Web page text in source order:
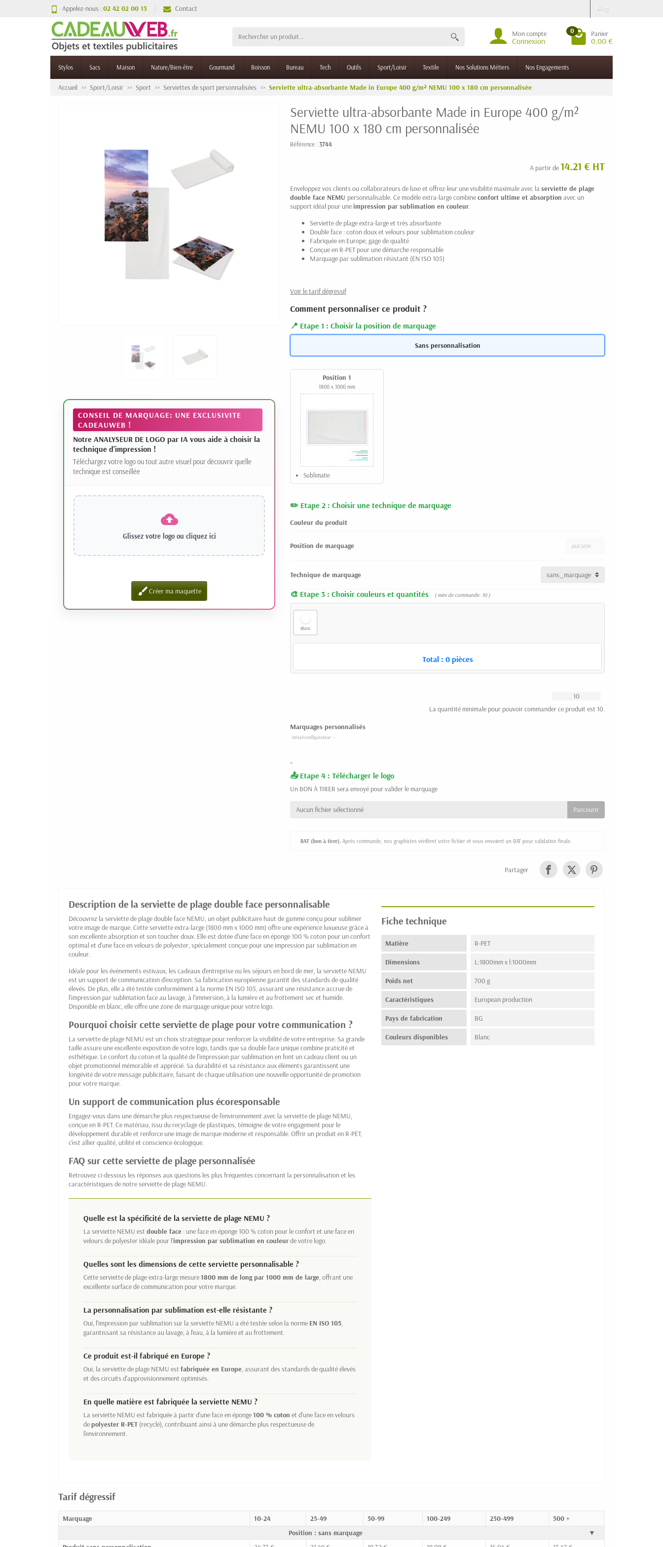
Appelez-nous :02 42 02 00 15 Contact Blog
Mon compte
Connexion
0 Panier
0,00 €
Stylos Sacs Maison Nature/Bien-être Gourmand Boisson Bureau Tech Outils Sport/Loisir Textile Nos Solutions Métiers Nos Engagements
Accueil Sport/Loisir Sport Serviettes de sport personnalisées Serviette ultra-absorbante Made in Europe 400 g/m² NEMU 100 x 180 cm personnalisée
CONSEIL DE MARQUAGE: UNE EXCLUSIVITE
CADEAUWEB !
Notre ANALYSEUR DE LOGO par IA vous aide à choisir la
technique d'impression !
Téléchargez votre logo ou tout autre visuel pour découvrir quelle
technique est conseillée
Glissez votre logo ou cliquez ici
brushCréer ma maquette
Serviette ultra-absorbante Made in Europe 400 g/m²
NEMU 100 x 180 cm personnalisée
Référence : 3744
A partir de 14.21 € HT
Enveloppez vos clients ou collaborateurs de luxe et offrez-leur une visibilité maximale avec laserviette de plage
double face NEMU personnalisable. Ce modèle extra-large combineconfort ultime et absorption avec un
support idéal pour uneimpression par sublimation en couleur.
Serviette de plage extra-large et très absorbante
Double face : coton doux et velours pour sublimation couleur
Fabriquée en Europe, gage de qualité
Conçue en R-PET pour une démarche responsable
Marquage par sublimation résistant (EN ISO 105)
Voir le tarif dégressif
Comment personnaliser ce produit ?
Etape 1 : Choisir la position de marquage
Sans personnalisation
Position 1
1800 x 1000 mm
Sublimatie
Etape 2 : Choisir une technique de marquage
Couleur du produit
Position de marquage
Technique de marquage
Etape 3 : Choisir couleurs et quantités ( mini de commande: 10 )
Blanc
Total : 0pièces
La quantité minimale pour pouvoir commander ce produit est 10.
Marquages personnalisés
-
Etape 4 : Télécharger le logo
Un BON À TIRER sera envoyé pour valider le marquage
Aucun fichier sélectionné
BAT (bon à tirer). Après commande, nos graphistes vérifient votre fichier et vous envoient un BAT pour validation finale.
Partager
Description de la serviette de plage double face personnalisable
Découvrez la serviette de plage double face NEMU, un objet publicitaire haut de gamme conçu pour sublimer
votre image de marque. Cette serviette extra-large (1800 mm x 1000 mm) offre une expérience luxueuse grâce à
son excellente absorption et son toucher doux. Elle est dotée d'une face en éponge 100 % coton pour un confort
optimal et d'une face en velours de polyester, spécialement conçue pour une impression par sublimation en
couleur.
Idéale pour les événements estivaux, les cadeaux d'entreprise ou les séjours en bord de mer, la serviette NEMU
est un support de communication d'exception. Sa fabrication européenne garantit des standards de qualité
élevés. De plus, elle a été testée conformément à la norme EN ISO 105, assurant une résistance accrue de
l'impression par sublimation face au lavage, à l'immersion, à la lumière et au frottement sec et humide.
Disponible en blanc, elle offre une zone de marquage unique pour votre logo.
Pourquoi choisir cette serviette de plage pour votre communication ?
La serviette de plage NEMU est un choix stratégique pour renforcer la visibilité de votre entreprise. Sa grande
taille assure une excellente exposition de votre logo, tandis que sa double face unique combine praticité et
esthétique. Le confort du coton et la qualité de l'impression par sublimation en font un cadeau client ou un
objet promotionnel mémorable et apprécié. Sa durabilité et sa résistance aux éléments garantissent une
longévité de votre message publicitaire, faisant de chaque utilisation une nouvelle opportunité de promotion
pour votre marque.
Un support de communication plus écoresponsable
Engagez-vous dans une démarche plus respectueuse de l'environnement avec la serviette de plage NEMU,
conçue en R-PET. Ce matériau, issu du recyclage de plastiques, témoigne de votre engagement pour le
développement durable et renforce une image de marque moderne et responsable. Offrir un produit en R-PET,
c'est allier qualité, utilité et conscience écologique.
FAQ sur cette serviette de plage personnalisée
Retrouvez ci-dessous les réponses aux questions les plus fréquentes concernant la personnalisation et les
caractéristiques de notre serviette de plage NEMU.
Quelle est la spécificité de la serviette de plage NEMU ?
La serviette NEMU est double face : une face en éponge 100 % coton pour le confort et une face en
velours de polyester idéale pour l'impression par sublimation en couleurde votre logo.
Quelles sont les dimensions de cette serviette personnalisable ?
Cette serviette de plage extra-large mesure1800 mm de long par 1000 mm de large, offrant une
excellente surface de communication pour votre marque.
La personnalisation par sublimation est-elle résistante ?
Oui, l'impression par sublimation sur la serviette NEMU a été testée selon la norme EN ISO 105,
garantissant sa résistance au lavage, à l'eau, à la lumière et au frottement.
Ce produit est-il fabriqué en Europe ?
Oui, la serviette de plage NEMU est fabriquée en Europe, assurant des standards de qualité élevés
et des circuits d'approvisionnement optimisés.
En quelle matière est fabriquée la serviette NEMU ?
La serviette NEMU est fabriquée à partir d'une face en éponge100 % coton et d'une face en velours
depolyester R-PET (recyclé), contribuant ainsi à une démarche plus respectueuse de
l'environnement.
Fiche technique
Matière R-PET
Dimensions L:1800mm x l:1000mm
Poids net 700 g
Caractéristiques European production
Pays de fabrication BG
Couleurs disponibles Blanc
Tarif dégressif
Marquage 10-24 25-49 50-99 100-249 250-499
500 +
Position : sans marquage
▼